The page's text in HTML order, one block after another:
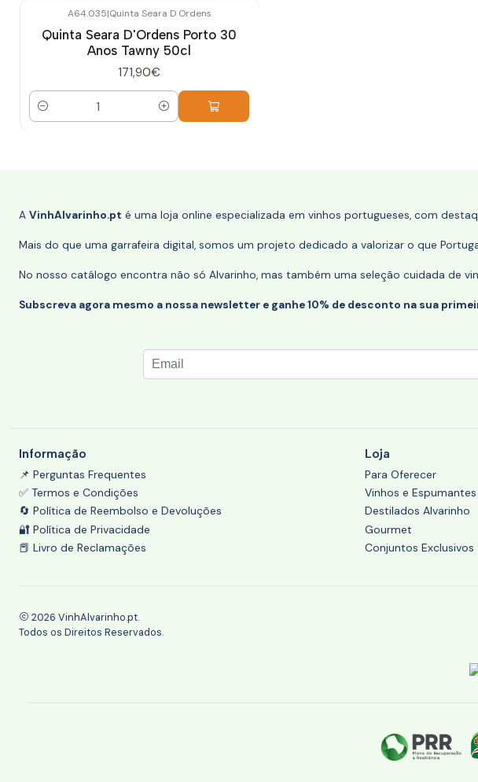
A64.035|Quinta Seara D Ordens
Quinta Seara D'Ordens Porto 30
Anos Tawny 50cl
171,90€
Quantidade
A VinhAlvarinho.pt é uma loja online especializada em vinhos portugueses, com
Mais do que uma garrafeira digital, somos um projeto dedicado a valorizar o que
No nosso catálogo encontra não só Alvarinho, mas também uma seleção cuidada de
Subscreva agora mesmo a nossa newsletter e ganhe 10% de desconto na sua
Informação
📌 Perguntas Frequentes
✅ Termos e Condições
🔄 Política de Reembolso e Devoluções
🔐 Política de Privacidade
📕 Livro de Reclamações
Loja
Para Oferecer
Vinhos e Espumantes
Destilados Alvarinho
Gourmet
Conjuntos Exclusivos
2026 VinhAlvarinho.pt.
Todos os Direitos Reservados.